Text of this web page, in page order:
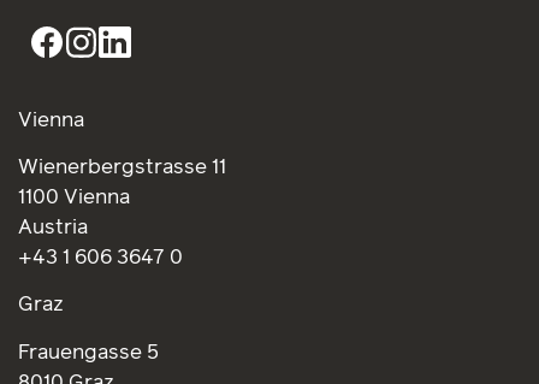
Vienna
Wienerbergstrasse 11
1100 Vienna
Austria
+43 1 606 3647 0
Graz
Frauengasse 5